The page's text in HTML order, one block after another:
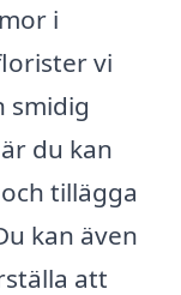
i
vi
smidig
du kan
tillägga
kan även
att